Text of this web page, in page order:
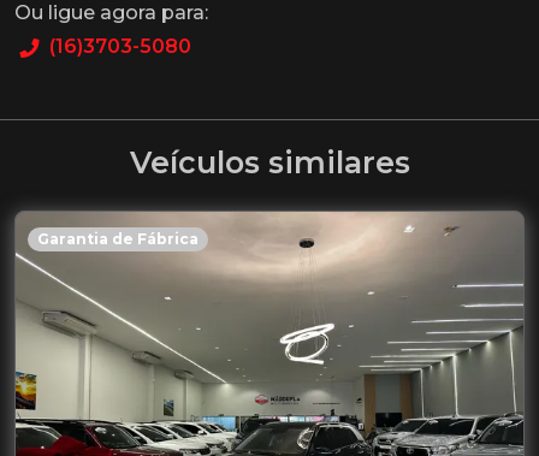
Ou ligue agora para:
(16)3703-5080
Veículos similares
Garantia de Fábrica